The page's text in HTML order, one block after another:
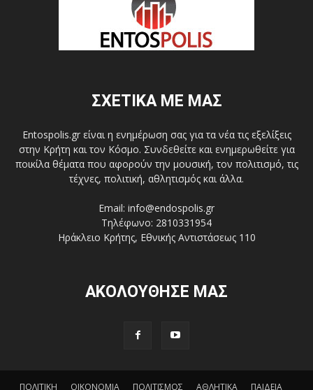
ΣΧΕΤΙΚΑ ΜΕ ΜΑΣ
Entospolis.gr είναι η ενημέρωση σας για τα νέα τις εξελίξεις
στην Κρήτη και τον Κόσμο. Συνδεθείτε και ενημερωθείτε για
ποικίλα θέματα που αφορούν την μουσική, τον πολιτισμό, τις
τέχνες, πολιτική, αθλητισμός και άλλα.
Email: info@endospolis.gr
Τηλέφωνο: 2810331954
Ηράκλειο Κρήτης, Εθνικής Αντιστάσεως 110
ΑΚΟΛΟΥΘΗΣΕ ΜΑΣ
ΠΟΛΙΤΙΚΗ ΟΙΚΟΝΟΜΙΑ ΠΟΛΙΤΙΣΜΟΣ ΑΘΛΗΤΙΚΑ ΠΑΙΔΕΙΑ